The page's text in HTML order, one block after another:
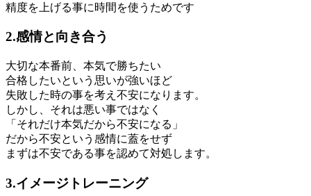
精度を上げる事に時間を使うためです
2.感情と向き合う
大切な本番前、本気で勝ちたい
合格したいという思いが強いほど
失敗した時の事を考え不安になります。
しかし、それは悪い事ではなく
「それだけ本気だから不安になる」
だから不安という感情に蓋をせず
まずは不安である事を認めて対処します。
3.イメージトレーニング